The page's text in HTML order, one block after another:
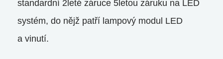
standardní 2leté záruce 5letou záruku na LED
systém, do nějž patří lampový modul LED
a vinutí.